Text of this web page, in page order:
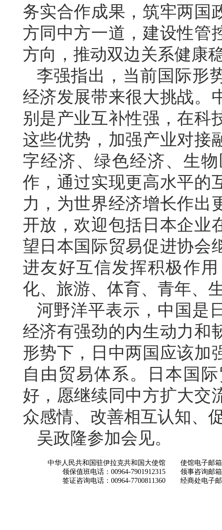
务实合作成果，筑牢两国
方同中方一道，建设性管
方向，推动双边关系健康
李强指出，当前国际形
经济发展带来很大挑战。
别是产业互补性强，在科
这些优势，加强产业对接
字经济、绿色经济、生
作，通过实现更高水平的
力，为世界经济增长作出
开放，欢迎包括日本企业
望日本国际贸易促进协会
进友好互信发挥积极作
化、旅游、体育、青年、
河野洋平表示，中国是
经济有强劲的内生动力和
形势下，日中两国应该加
自由贸易体系。日本国
好，愿继续同中方扩大交
众感情、改善相互认知、
吴政隆参加会见。
中华人民共和国驻伊拉克共和国大使馆
领保值班电话：00964-7901912315
签证咨询电话：00964-7700811360
使馆电子邮箱
领事咨询邮箱
经商处电子